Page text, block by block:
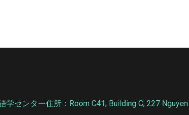
学センター住所：Room C41, Building C, 227 Nguyen